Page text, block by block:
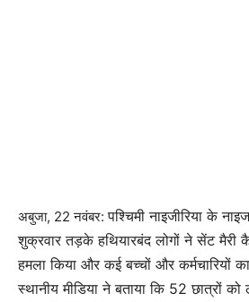
अबुजा, 22 नवंबर:पश्चिमी नाइजीरिया के
शुक्रवार तड़के हथियारबंद लोगों ने सेंट मैरी
हमला किया और कई बच्चों और कर्मचारियों
स्थानीय मीडिया ने बताया कि 52 छात्रों को